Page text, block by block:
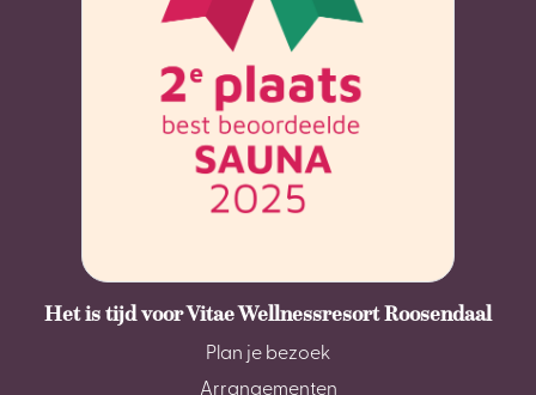
Het is tijd voor Vitae Wellnessresort Roosendaal
Plan je bezoek
Arrangementen